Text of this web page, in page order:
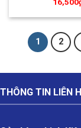
16,500
1 2
THÔNG TIN LIÊN